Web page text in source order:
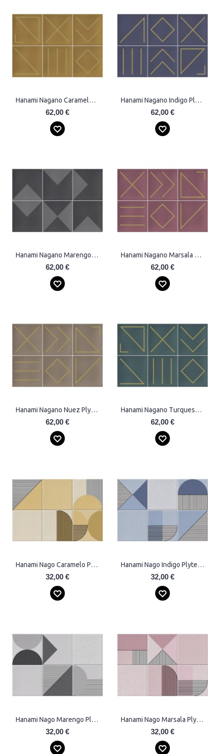
Hanami Nagano Caramelo Plytelės
62,00 €
Hanami Nagano Indigo Plytelės
62,00 €
Hanami Nagano Marengo Plytelės
62,00 €
Hanami Nagano Marsala Plytelės
62,00 €
Hanami Nagano Nuez Plytelės
62,00 €
Hanami Nagano Turquesa Plytelės
62,00 €
Hanami Nago Caramelo Plytelės
32,00 €
Hanami Nago Indigo Plytelės
32,00 €
Hanami Nago Marengo Plytelės
32,00 €
Hanami Nago Marsala Plytelės
32,00 €